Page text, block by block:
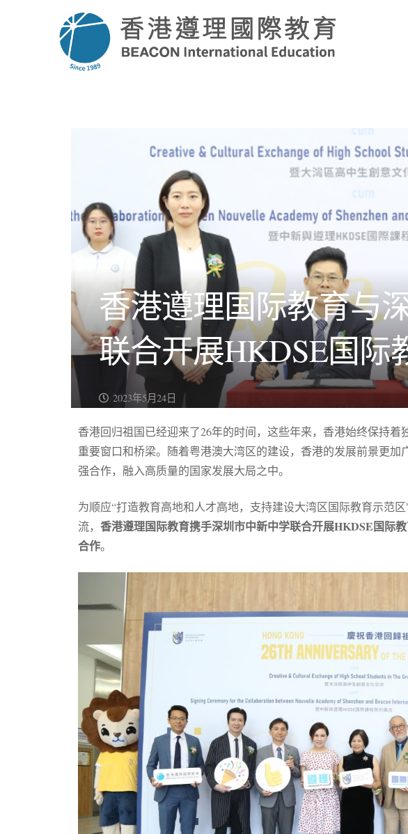
香港遵理国际教育与
联合开展HKDSE国际
2023年5月24日
香港回归祖国已经迎来了26年的时间，这些年来，香港始终保持
重要窗口和桥梁。随着粤港澳大湾区的建设，香港的发展前景更
强合作，融入高质量的国家发展大局之中。
为顺应“打造教育高地和人才高地，支持建设大湾区国际教育示范
流， 香港遵理国际教育携手深圳市中新中学联合开展HKDSE国际
合作。